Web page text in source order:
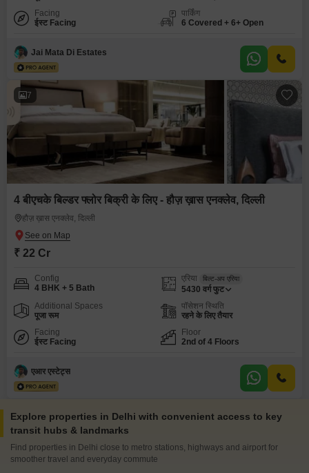
Facing
ईस्ट Facing
पार्किंग
6 Covered + 6+ Open
Jai Mata Di Estates
7
4 बीएचके बिल्डर फ्लोर बिक्री के लिए - हौज़ ख़ास एनक्लेव, दिल्ली
हौज़ ख़ास एनक्लेव, दिल्ली
₹ 22 Cr
Config
4 BHK + 5 Bath
एरिया बिल्ट-अप एरिया
5430 वर्ग फुट
Additional Spaces
पूजा रूम
पॉसेशन स्थिति
रहने के लिए तैयार
Facing
ईस्ट Facing
Floor
2nd of 4 Floors
एआर एस्टेट्स
Explore properties in Delhi with convenient access to key
transit hubs & landmarks
Find properties in Delhi close to metro stations, highways and airport for
smoother travel and everyday commute